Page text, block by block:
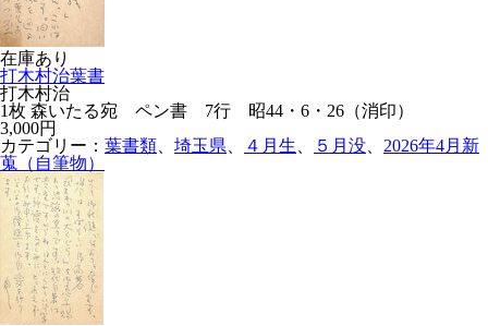
在庫あり
打木村治葉書
打木村治
1枚 森いたる宛 ペン書 7行 昭44・6・26（消印）
3,000円
カテゴリー： 葉書類 埼玉県 ４月生 ５月没
2026年4月新
蒐（自筆物）